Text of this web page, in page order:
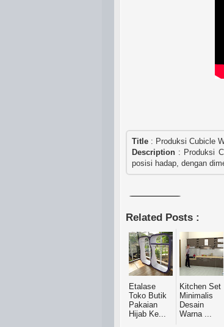
Title : Produksi Cubicle
Description : Produksi
posisi hadap, dengan
Related Posts :
Etalase
Toko Butik
Pakaian
Hijab Ke...
Kitchen Set
Minimalis
Desain
Warna ...